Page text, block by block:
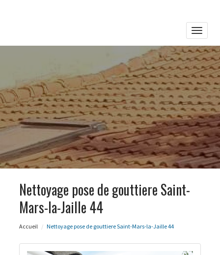
Toggle
Nettoyage pose de gouttiere Saint-
Mars-la-Jaille 44
Accueil Nettoyage pose de gouttiere Saint-Mars-la-Jaille 44